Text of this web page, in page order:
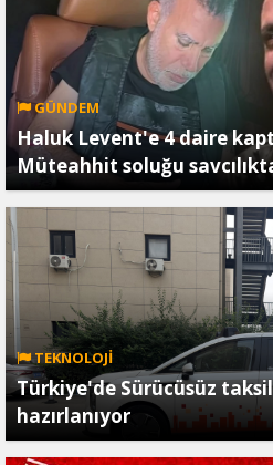
GÜNDEM
Haluk Levent'e 4 daire
Müteahhit soluğu
TEKNOLOJİ
Türkiye'de Sürücüsüz
hazırlanıyor